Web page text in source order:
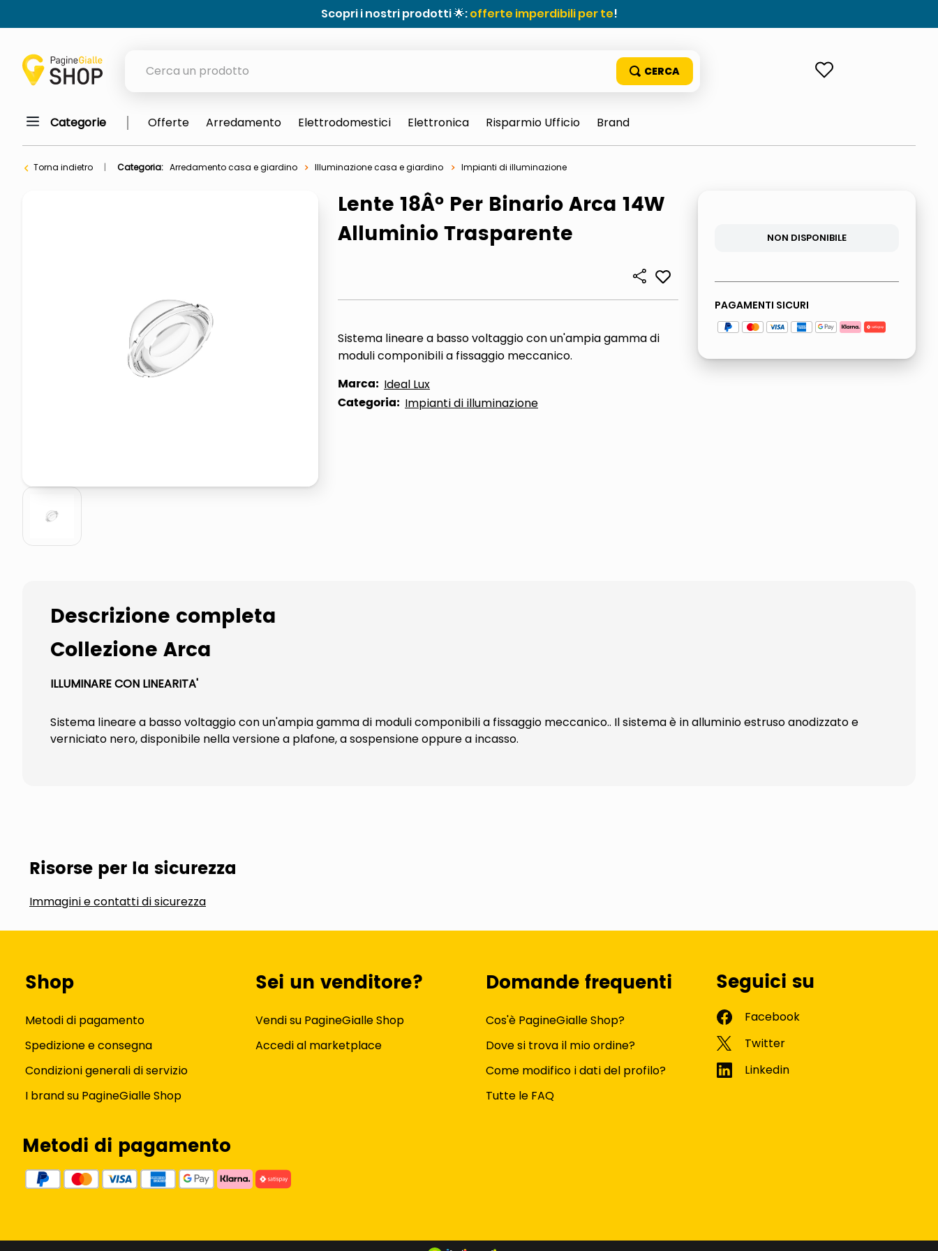
Scopri i nostri prodotti 🌟:offerte imperdibili per te!
meme
elenco telefonico
pattumiera raccolta differenziata
asciuga capelli spazzola
Categorie Offerte Arredamento Elettrodomestici Elettronica Risparmio Ufficio Brand
Torna indietro Categoria: Arredamento casa e giardino Illuminazione casa e giardino Impianti di illuminazione
Lente 18Â° Per Binario Arca 14W
Alluminio Trasparente
Sistema lineare a basso voltaggio con un'ampia gamma di
moduli componibili a fissaggio meccanico.
Marca: Ideal Lux
Categoria: Impianti di illuminazione
NON DISPONIBILE
PAGAMENTI SICURI
Descrizione completa
Collezione Arca
ILLUMINARE CON LINEARITA'
Sistema lineare a basso voltaggio con un'ampia gamma di moduli componibili a fissaggio meccanico.. Il sistema è in alluminio estruso anodizzato e
verniciato nero, disponibile nella versione a plafone, a sospensione oppure a incasso.
Risorse per la sicurezza
Immagini e contatti di sicurezza
Shop
Metodi di pagamento
Spedizione e consegna
Condizioni generali di servizio
I brand su PagineGialle Shop
Sei un venditore?
Vendi su PagineGialle Shop
Accedi al marketplace
Domande frequenti
Cos'è PagineGialle Shop?
Dove si trova il mio ordine?
Come modifico i dati del profilo?
Tutte le FAQ
Seguici su
Metodi di pagamento